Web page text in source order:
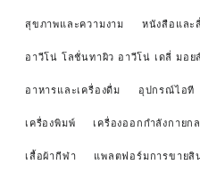
สุขภาพและความงาม หนังสือและ
อาวีโน่ โลชั่นทาผิว อาวีโน่ เดลี่ มอย
อาหารและเครื่องดื่ม อุปกรณ์ไอที
เครื่องพิมพ์ เครื่องออกกำลังกายก
เสื้อผ้ากีฬา แพลตฟอร์มการขายสิ